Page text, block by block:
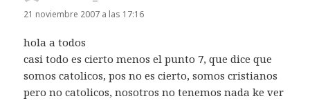
21 noviembre 2007 a las 17:16
hola a todos
casi todo es cierto menos el punto 7, que dice que
somos catolicos, pos no es cierto, somos cristianos
pero no catolicos, nosotros no tenemos nada ke ver